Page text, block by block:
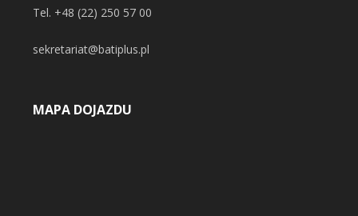
Tel. +48 (22) 250 57 00
sekretariat@batiplus.pl
MAPA DOJAZDU